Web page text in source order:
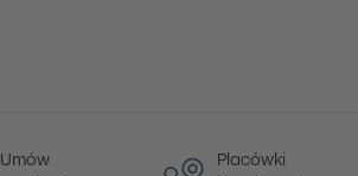
Umów
Placówki